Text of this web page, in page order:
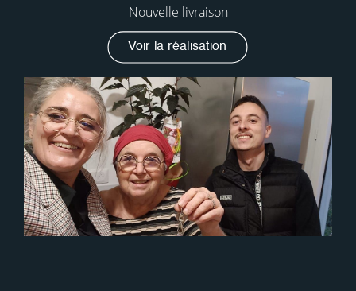
Nouvelle livraison
Voir la réalisation